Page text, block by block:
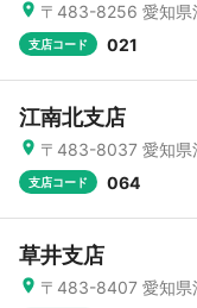
〒483-8256 愛知県
支店コード 021
江南北支店
〒483-8037 愛知県
支店コード 064
草井支店
〒483-8407 愛知県